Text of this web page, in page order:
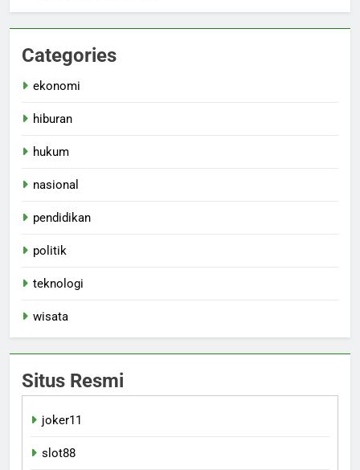
Categories
ekonomi
hiburan
hukum
nasional
pendidikan
politik
teknologi
wisata
Situs Resmi
joker11
slot88